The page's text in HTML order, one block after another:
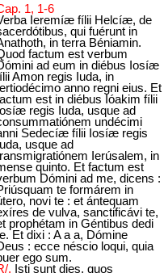
1, 1-6
Ieremíæ fílii Helcíæ, de
qui fuérunt in
in terra Béniamin.
factum est verbum
ad eum in diébus Iosíæ
Amon regis Iuda, in
anno regni eius. Et
est in diébus Ióakim fílii
regis Iuda, usque ad
undécimi
Sedecíæ fílii Iosíæ regis
usque ad
Ierúsalem, in
quinto. Et factum est
Dómini ad me, dicens :
te formárem in
novi te : et ántequam
de vulva, sanctificávi te,
prophétam in Géntibus dedi
Et dixi : A a a, Dómine
: ecce néscio loqui, quia
ego sum.
. Isti sunt dies, quos